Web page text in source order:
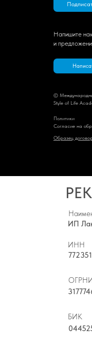
Напишите
и
©
Style of Life
Политики
Cогласие на
Образец
ИП
БИК
ИНН